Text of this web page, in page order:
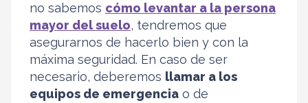
no sabemos cómo levantar a la persona
mayor del suelo, tendremos que
asegurarnos de hacerlo bien y con la
máxima seguridad. En caso de ser
necesario, deberemos llamar a los
equipos de emergencia o de